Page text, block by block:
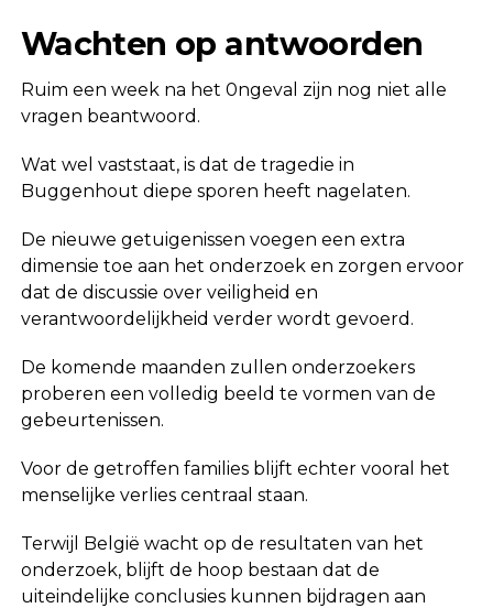
Wachten op antwoorden
Ruim een week na het 0ngeval zijn nog niet alle
vragen beantwoord.
Wat wel vaststaat, is dat de tragedie in
Buggenhout diepe sporen heeft nagelaten.
De nieuwe getuigenissen voegen een extra
dimensie toe aan het onderzoek en zorgen ervoor
dat de discussie over veiligheid en
verantwoordelijkheid verder wordt gevoerd.
De komende maanden zullen onderzoekers
proberen een volledig beeld te vormen van de
gebeurtenissen.
Voor de getroffen families blijft echter vooral het
menselijke verlies centraal staan.
Terwijl België wacht op de resultaten van het
onderzoek, blijft de hoop bestaan dat de
uiteindelijke conclusies kunnen bijdragen aan